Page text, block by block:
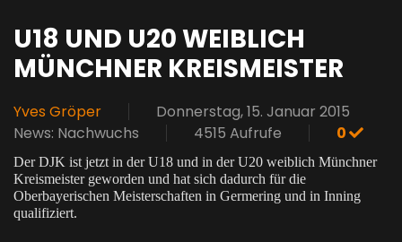
U18 UND U20 WEIBLICH
MÜNCHNER KREISMEISTER
Yves Gröper
Donnerstag, 15. Januar 2015
News: Nachwuchs
4515 Aufrufe 0
Der DJK ist jetzt in der U18 und in der U20 weiblich Münchner
Kreismeister geworden und hat sich dadurch für die
Oberbayerischen Meisterschaften in Germering und in Inning
qualifiziert.